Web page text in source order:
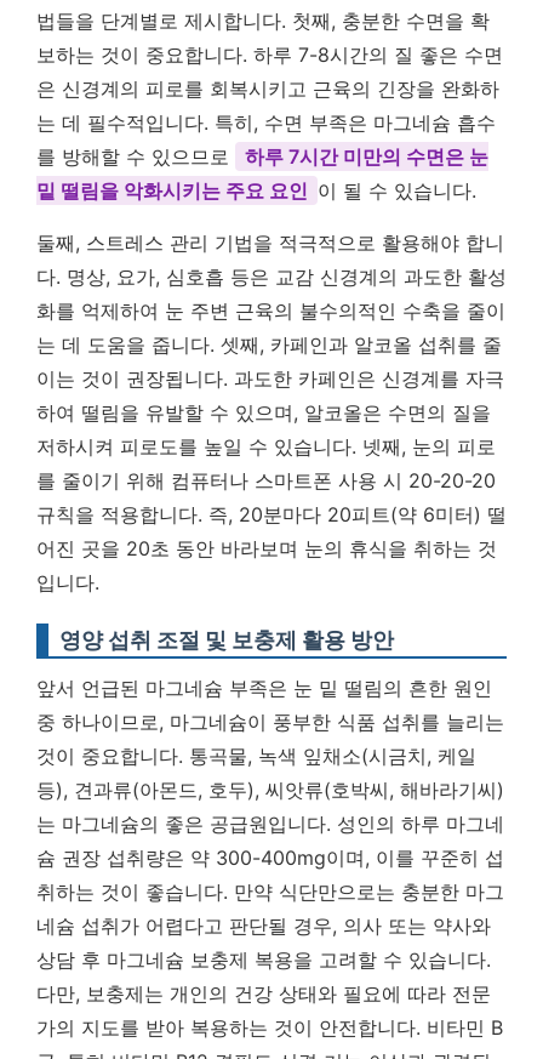
법들을 단계별로 제시합니다. 첫째, 충분한 수면을 확
보하는 것이 중요합니다. 하루 7-8시간의 질 좋은 수면
은 신경계의 피로를 회복시키고 근육의 긴장을 완화하
는 데 필수적입니다. 특히, 수면 부족은 마그네슘 흡수
를 방해할 수 있으므로
하루 7시간 미만의 수면은 눈
밑 떨림을 악화시키는 주요 요인 이 될 수 있습니다.
둘째, 스트레스 관리 기법을 적극적으로 활용해야 합니
다. 명상, 요가, 심호흡 등은 교감 신경계의 과도한 활성
화를 억제하여 눈 주변 근육의 불수의적인 수축을 줄이
는 데 도움을 줍니다. 셋째, 카페인과 알코올 섭취를 줄
이는 것이 권장됩니다. 과도한 카페인은 신경계를 자극
하여 떨림을 유발할 수 있으며, 알코올은 수면의 질을
저하시켜 피로도를 높일 수 있습니다. 넷째, 눈의 피로
를 줄이기 위해 컴퓨터나 스마트폰 사용 시 20-20-20
규칙을 적용합니다. 즉, 20분마다 20피트(약 6미터) 떨
어진 곳을 20초 동안 바라보며 눈의 휴식을 취하는 것
입니다.
영양 섭취 조절 및 보충제 활용 방안
앞서 언급된 마그네슘 부족은 눈 밑 떨림의 흔한 원인
중 하나이므로, 마그네슘이 풍부한 식품 섭취를 늘리는
것이 중요합니다. 통곡물, 녹색 잎채소(시금치, 케일
등), 견과류(아몬드, 호두), 씨앗류(호박씨, 해바라기씨)
는 마그네슘의 좋은 공급원입니다. 성인의 하루 마그네
슘 권장 섭취량은 약 300-400mg이며, 이를 꾸준히 섭
취하는 것이 좋습니다. 만약 식단만으로는 충분한 마그
네슘 섭취가 어렵다고 판단될 경우, 의사 또는 약사와
상담 후 마그네슘 보충제 복용을 고려할 수 있습니다.
다만, 보충제는 개인의 건강 상태와 필요에 따라 전문
가의 지도를 받아 복용하는 것이 안전합니다. 비타민 B